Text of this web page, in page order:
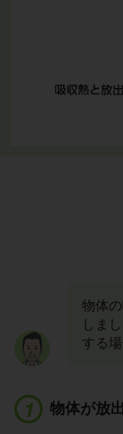
物体
しま
する
物体が放